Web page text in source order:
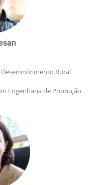
Rural
Engenharia de Produção